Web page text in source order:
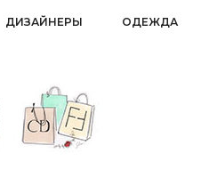
ДИЗАЙНЕРЫ ОДЕЖДА